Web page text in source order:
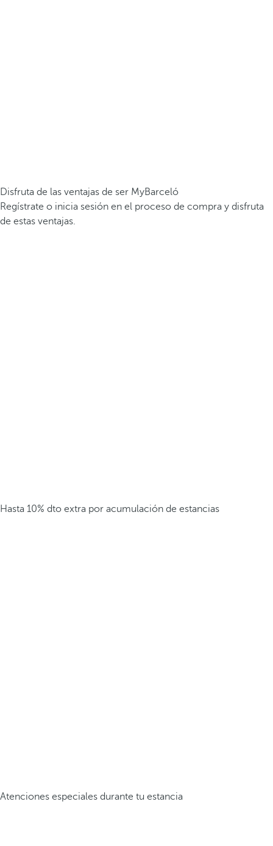
Disfruta de las ventajas de ser MyBarceló
Regístrate o inicia sesión en el proceso de compra y disfruta
de estas ventajas.
Hasta 10% dto extra por acumulación de estancias
Atenciones especiales durante tu estancia